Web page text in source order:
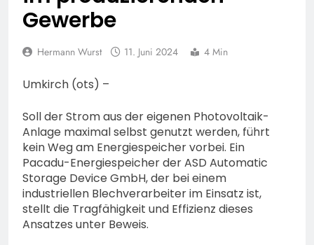
Fahrradcodierung /
Aufenthalt von Ricardo
POL-OH: Fahndung nach
Finanzkontrolle
Schwarzarbeit führt an
drei Tagen Kontrollen im
Gastro- und
Sicherheitsgewerbe durch
7. August 2026
POL-OH: 25 Jahre
Polizeipräsidium
Osthessen Jubiläumsfest
am Samstag, 15. August
(11-18 Uhr)- Bürgerinnen
und Bürger erhalten
7. August 2026
Mittelhessen: MARBURG-
Gewerbe
Hermann Wurst 11. Juni 2024 4 Min
Umkirch (ots) –
Soll der Strom aus der eigenen Photovoltaik-
Anlage maximal selbst genutzt werden, führt
kein Weg am Energiespeicher vorbei. Ein
Pacadu-Energiespeicher der ASD Automatic
Storage Device GmbH, der bei einem
industriellen Blechverarbeiter im Einsatz ist,
stellt die Tragfähigkeit und Effizienz dieses
Ansatzes unter Beweis.